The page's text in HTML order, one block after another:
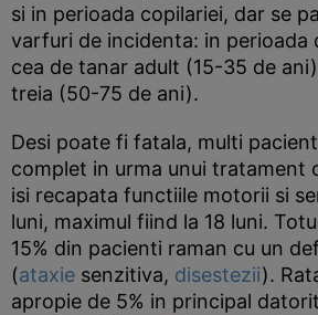
si in perioada copilariei, dar se
varfuri de incidenta: in perioada
cea de tanar adult (15-35 de
treia (50-75 de ani).
Desi poate fi fatala, multi
complet in urma unui tratament
isi recapata functiile motorii si
luni, maximul fiind la 18 luni.
15% din pacienti raman cu un
(ataxie senzitiva, disestezii).
apropie de 5% in principal